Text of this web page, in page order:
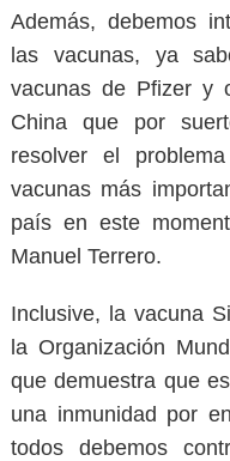
Además, debemos
las vacunas, ya
vacunas de Pfizer y
China que por
resolver el
vacunas más
país en este
Manuel Terrero.
Inclusive, la vacuna
la Organización
que demuestra que
una inmunidad por
todos debemos